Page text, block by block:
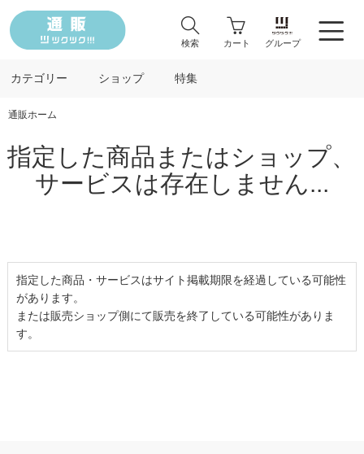
検索 カート グループ
カテゴリー ショップ 特集
通販ホーム
指定した商品またはショップ、
サービスは存在しません...
指定した商品・サービスはサイト掲載期限を経過している可能性
があります。
または販売ショップ側にて販売を終了している可能性がありま
す。